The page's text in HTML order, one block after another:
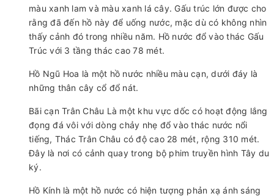
màu xanh lam và màu xanh lá cây. Gấu trúc lớn được cho
rằng đã đến hồ này để uống nước, mặc dù có không nhìn
thấy cảnh đó trong nhiều năm. Hồ nước đổ vào thác Gấu
Trúc với 3 tầng thác cao 78 mét.
Hồ Ngũ Hoa là một hồ nước nhiều màu cạn, dưới đáy là
những thân cây cổ đổ nát.
Bãi cạn Trân Châu Là một khu vực dốc có hoạt động lắng
đọng đá vôi với dòng chảy nhẹ đổ vào thác nước nổi
tiếng, Thác Trân Châu có độ cao 28 mét, rộng 310 mét.
Đây là nơi có cảnh quay trong bộ phim truyền hình Tây du
ký.
Hồ Kính là một hồ nước có hiện tượng phản xạ ánh sáng